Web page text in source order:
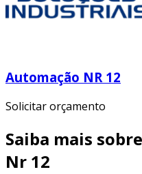
Automação NR 12
Solicitar orçamento
Saiba mais
Nr 12